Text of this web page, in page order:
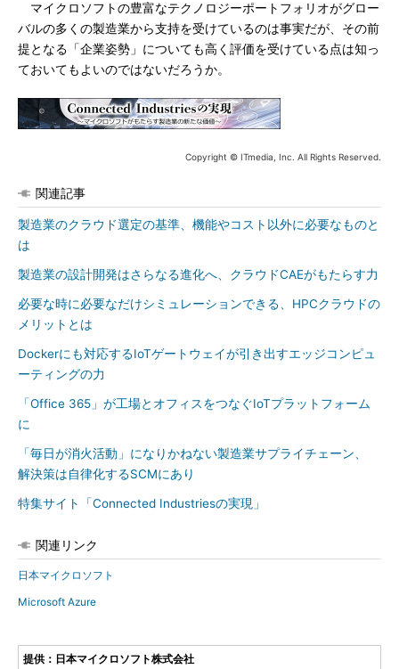
マイクロソフトの豊富なテクノロジーポートフォリオがグロー
バルの多くの製造業から支持を受けているのは事実だが、その前
提となる「企業姿勢」についても高く評価を受けている点は知っ
ておいてもよいのではないだろうか。
Copyright © ITmedia, Inc. All Rights Reserved.
関連記事
製造業のクラウド選定の基準、機能やコスト以外に必要なものと
は
製造業の設計開発はさらなる進化へ、クラウドCAEがもたらす力
必要な時に必要なだけシミュレーションできる、HPCクラウドの
メリットとは
Dockerにも対応するIoTゲートウェイが引き出すエッジコンピュ
ーティングの力
「Office 365」が工場とオフィスをつなぐIoTプラットフォーム
に
「毎日が消火活動」になりかねない製造業サプライチェーン、
解決策は自律化するSCMにあり
特集サイト「Connected Industriesの実現」
関連リンク
日本マイクロソフト
Microsoft Azure
提供：日本マイクロソフト株式会社